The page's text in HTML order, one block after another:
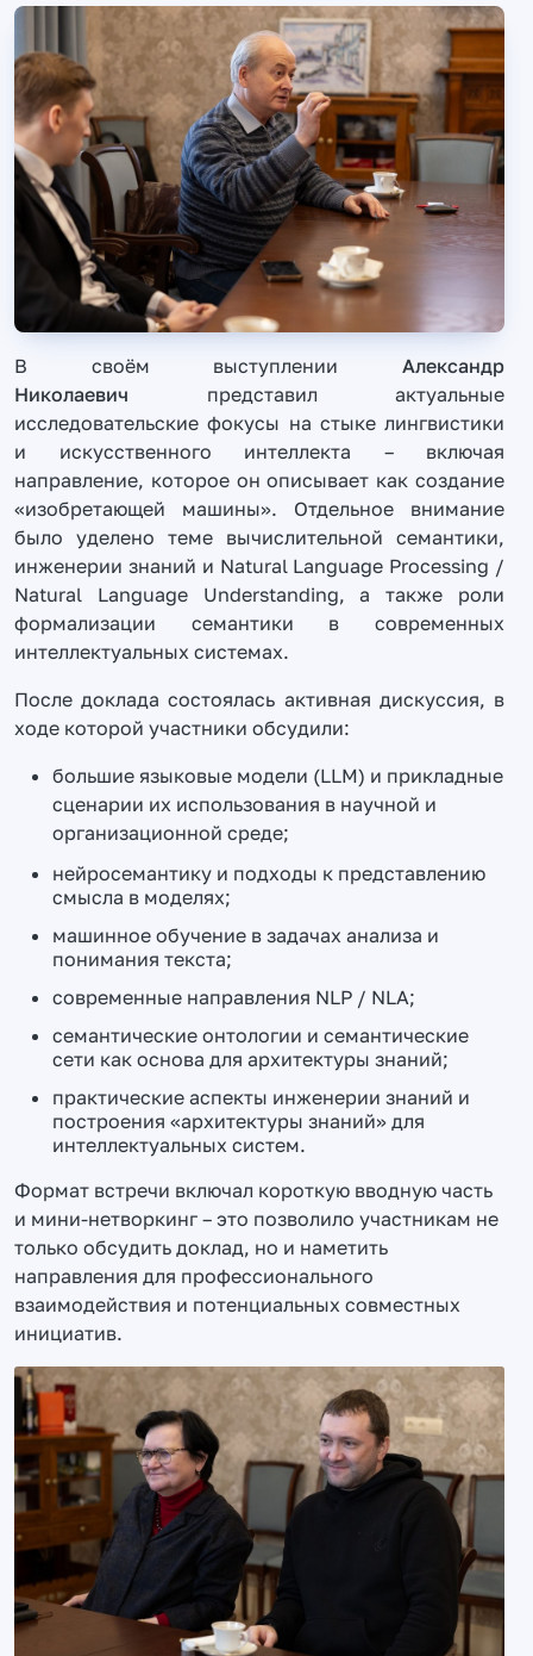
В своём выступлении Александр
Николаевич представил актуальные
исследовательские фокусы на стыке лингвистики
и искусственного интеллекта – включая
направление, которое он описывает как создание
«изобретающей машины». Отдельное внимание
было уделено теме вычислительной семантики,
инженерии знаний и Natural Language Processing /
Natural Language Understanding, а также роли
формализации семантики в современных
интеллектуальных системах.
После доклада состоялась активная дискуссия, в
ходе которой участники обсудили:
большие языковые модели (LLM) и прикладные
сценарии их использования в научной и
организационной среде;
нейросемантику и подходы к представлению
смысла в моделях;
машинное обучение в задачах анализа и
понимания текста;
современные направления NLP / NLA;
семантические онтологии и семантические
сети как основа для архитектуры знаний;
практические аспекты инженерии знаний и
построения «архитектуры знаний» для
интеллектуальных систем.
Формат встречи включал короткую вводную часть
и мини-нетворкинг – это позволило участникам не
только обсудить доклад, но и наметить
направления для профессионального
взаимодействия и потенциальных совместных
инициатив.